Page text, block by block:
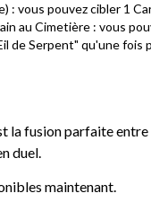
: vous pouvez cibler 1
au Cimetière : vous
de Serpent" qu'une fois
la fusion parfaite entre
duel.
maintenant.